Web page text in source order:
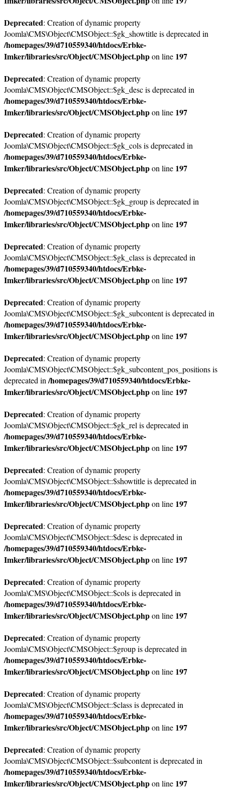
Deprecated: Creation of dynamic property
Joomla\CMS\Object\CMSObject::$gk_showtitle is deprecated in
/homepages/39/d710559340/htdocs/Erbke-
Imker/libraries/src/Object/CMSObject.phpon line 197
Deprecated: Creation of dynamic property
Joomla\CMS\Object\CMSObject::$gk_desc is deprecated in
/homepages/39/d710559340/htdocs/Erbke-
Imker/libraries/src/Object/CMSObject.phpon line 197
Deprecated: Creation of dynamic property
Joomla\CMS\Object\CMSObject::$gk_cols is deprecated in
/homepages/39/d710559340/htdocs/Erbke-
Imker/libraries/src/Object/CMSObject.phpon line 197
Deprecated: Creation of dynamic property
Joomla\CMS\Object\CMSObject::$gk_group is deprecated in
/homepages/39/d710559340/htdocs/Erbke-
Imker/libraries/src/Object/CMSObject.phpon line 197
Deprecated: Creation of dynamic property
Joomla\CMS\Object\CMSObject::$gk_class is deprecated in
/homepages/39/d710559340/htdocs/Erbke-
Imker/libraries/src/Object/CMSObject.phpon line 197
Deprecated: Creation of dynamic property
Joomla\CMS\Object\CMSObject::$gk_subcontent is deprecated in
/homepages/39/d710559340/htdocs/Erbke-
Imker/libraries/src/Object/CMSObject.phpon line 197
Deprecated: Creation of dynamic property
Joomla\CMS\Object\CMSObject::$gk_subcontent_pos_positions is
deprecated in /homepages/39/d710559340/htdocs/Erbke-
Imker/libraries/src/Object/CMSObject.phpon line 197
Deprecated: Creation of dynamic property
Joomla\CMS\Object\CMSObject::$gk_rel is deprecated in
/homepages/39/d710559340/htdocs/Erbke-
Imker/libraries/src/Object/CMSObject.phpon line 197
Deprecated: Creation of dynamic property
Joomla\CMS\Object\CMSObject::$showtitle is deprecated in
/homepages/39/d710559340/htdocs/Erbke-
Imker/libraries/src/Object/CMSObject.phpon line 197
Deprecated: Creation of dynamic property
Joomla\CMS\Object\CMSObject::$desc is deprecated in
/homepages/39/d710559340/htdocs/Erbke-
Imker/libraries/src/Object/CMSObject.phpon line 197
Deprecated: Creation of dynamic property
Joomla\CMS\Object\CMSObject::$cols is deprecated in
/homepages/39/d710559340/htdocs/Erbke-
Imker/libraries/src/Object/CMSObject.phpon line 197
Deprecated: Creation of dynamic property
Joomla\CMS\Object\CMSObject::$group is deprecated in
/homepages/39/d710559340/htdocs/Erbke-
Imker/libraries/src/Object/CMSObject.phpon line 197
Deprecated: Creation of dynamic property
Joomla\CMS\Object\CMSObject::$class is deprecated in
/homepages/39/d710559340/htdocs/Erbke-
Imker/libraries/src/Object/CMSObject.phpon line 197
Deprecated: Creation of dynamic property
Joomla\CMS\Object\CMSObject::$subcontent is deprecated in
/homepages/39/d710559340/htdocs/Erbke-
Imker/libraries/src/Object/CMSObject.phpon line 197